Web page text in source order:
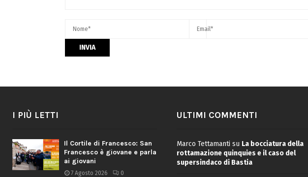
I PIÙ LETTI
Il Cortile di Francesco: San
Francesco è giovane e parla
ai giovani
7 Agosto 2026 0
ULTIMI COMMENTI
Marco Tettamanti su La bocciatura della
rottamazione quinquies e il caso del
supersindaco di Bastia